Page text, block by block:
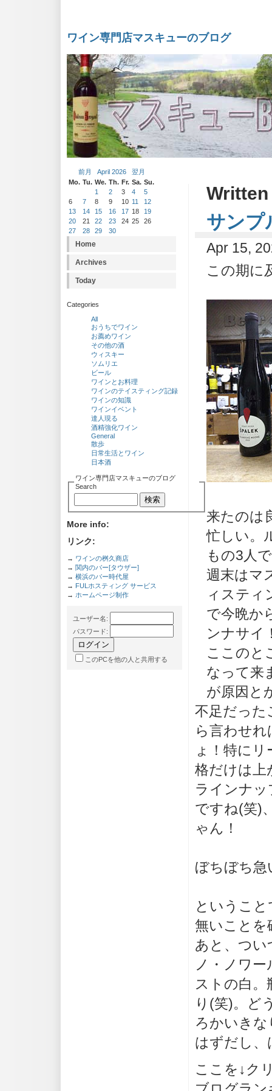
ワイン専門店マスキューのブログ
前月 April 2026
翌月
Mo. Tu. We. Th. Fr. Sa. Su.
1
2 3 4
5
6
7 8 9 10 11
12
13
14 15 16 17 18
19
20
21 22 23 24 25
26
27
28 29 30
Home
Archives
Today
Categories
All
おうちでワイン
お薦めワイン
その他の酒
ウィスキー
ソムリエ
ビール
ワインとお料理
ワインのテイスティング記録
ワインの知識
ワインイベント
達人現る
酒精強化ワイン
General
散歩
日常生活とワイン
日本酒
ワイン専門店マスキューのブログ
Search
More info:
リンク:
→ ワインの桝久商店
→ 関内のバー[タウザー]
→ 横浜のバー時代屋
→ FULホスティング サービス
→ ホームページ制作
ユーザー名:
パスワード:
このPCを他の人と共用する
Written
サンプ
Apr 15,
この期に
来たのは
忙しい。
もの3人
週末はマ
ィスティ
で今晩か
ンナサイ
ここのと
なって来
が原因と
不足だった
ら言わせ
ょ！特に
格だけは上
ラインナ
ですね(笑)
ゃん！
ぼちぼち急
というこ
無いことを
あと、つ
ノ・ノワ
ストの白
り(笑)。ど
ろかいきな
はずだし、
ここを↓ク